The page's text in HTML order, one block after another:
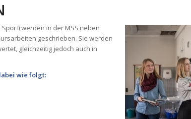
werden in der MSS neben
geschrieben. Sie werden
gleichzeitig jedoch auch in
wie folgt: